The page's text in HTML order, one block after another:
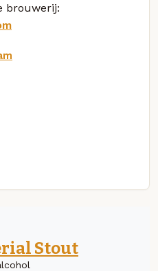
brouwerij:
Stout